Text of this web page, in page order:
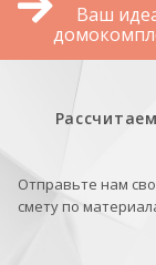
Ваш
Отправьте нам
смету по